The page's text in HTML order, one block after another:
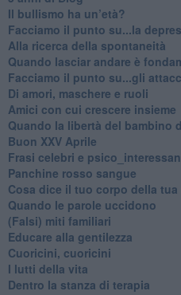
​Il bullismo ha un’età?
Facciamo il punto su...la
​Alla ricerca della spontaneità
​Quando lasciar andare è
Facciamo il punto su...gli
Di amori, maschere e ruoli
​Amici con cui crescere insieme
​Quando la libertà del bambino
Buon XXV Aprile
​Frasi celebri e
​Panchine rosso sangue
​Cosa dice il tuo corpo della tua
​Quando le parole uccidono
​(Falsi) miti familiari
​Educare alla gentilezza
​Cuoricini, cuoricini
I lutti della vita
​Dentro la stanza di terapia